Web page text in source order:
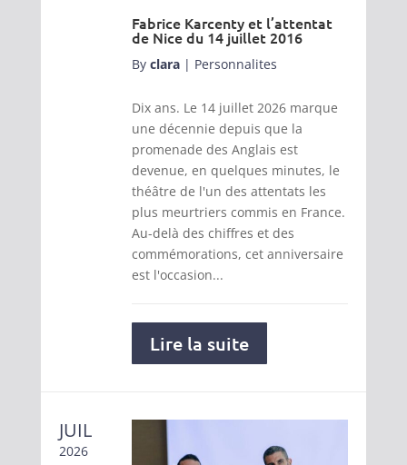
Fabrice Karcenty et l’attentat
de Nice du 14 juillet 2016
By clara| Personnalites
Dix ans. Le 14 juillet 2026 marque
une décennie depuis que la
promenade des Anglais est
devenue, en quelques minutes, le
théâtre de l'un des attentats les
plus meurtriers commis en France.
Au-delà des chiffres et des
commémorations, cet anniversaire
est l'occasion...
Lire la suite
JUIL
2026